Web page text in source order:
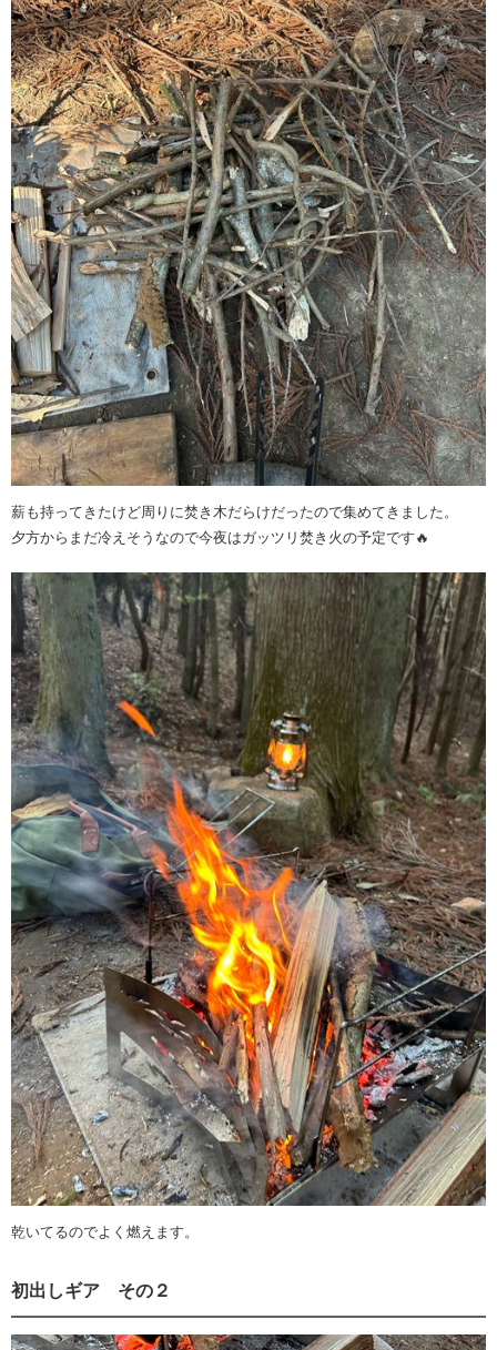
薪も持ってきたけど周りに焚き木だらけだったので集めてきました。
夕方からまだ冷えそうなので今夜はガッツリ焚き火の予定です🔥
乾いてるのでよく燃えます。
初出しギア その２